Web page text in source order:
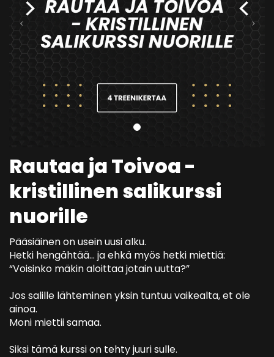
Rautaa ja Toivoa -
kristillinen salikurssi
nuorille
Pääsiäinen on usein uusi alku.
Hetki hengähtää… ja ehkä myös hetki miettiä:
“Voisinko mäkin aloittaa jotain uutta?”
Jos salille lähteminen yksin tuntuu vaikealta, et ole
ainoa.
Moni miettii samaa.
Siksi tämä kurssi on tehty juuri sulle.